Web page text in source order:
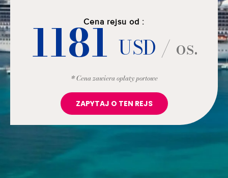
Cena rejsu od :
1181USD / os.
* Cena zawiera opłaty portowe
ZAPYTAJ O TEN REJS